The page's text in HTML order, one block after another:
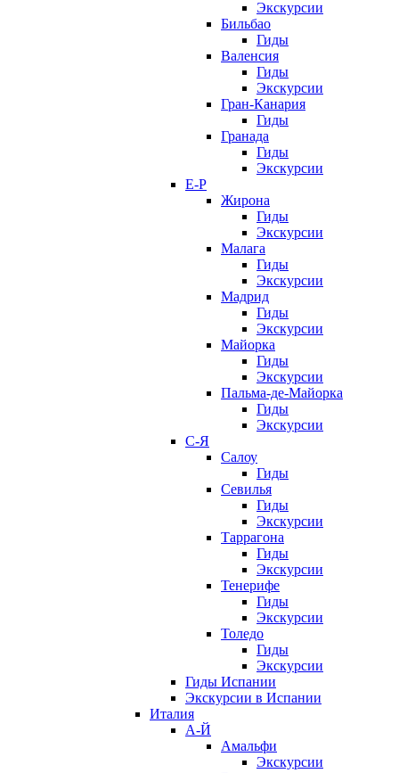
Экскурсии
Бильбао
Гиды
Валенсия
Гиды
Экскурсии
Гран-Канария
Гиды
Гранада
Гиды
Экскурсии
Е-Р
Жирона
Гиды
Экскурсии
Малага
Гиды
Экскурсии
Мадрид
Гиды
Экскурсии
Майорка
Гиды
Экскурсии
Пальма-де-Майорка
Гиды
Экскурсии
С-Я
Салоу
Гиды
Севилья
Гиды
Экскурсии
Таррагона
Гиды
Экскурсии
Тенерифе
Гиды
Экскурсии
Толедо
Гиды
Экскурсии
Гиды Испании
Экскурсии в Испании
Италия
А-Й
Амальфи
Экскурсии